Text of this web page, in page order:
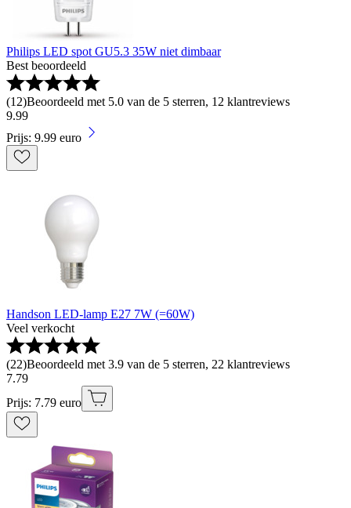
Philips LED spot GU5.3 35W niet dimbaar
Best beoordeeld
(12)Beoordeeld met 5.0 van de 5 sterren, 12 klantreviews
9.99
Prijs: 9.99 euro
Handson LED-lamp E27 7W (=60W)
Veel verkocht
(22)Beoordeeld met 3.9 van de 5 sterren, 22 klantreviews
7.79
Prijs: 7.79 euro